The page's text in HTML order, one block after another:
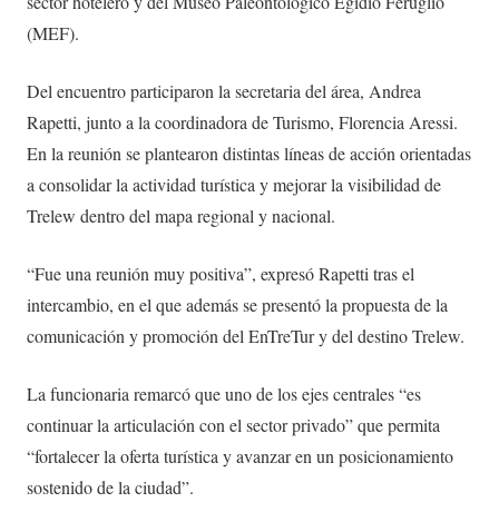
(MEF).
Del encuentro participaron la secretaria del área, Andrea
Rapetti, junto a la coordinadora de Turismo, Florencia Aressi.
En la reunión se plantearon distintas líneas de acción orientadas
a consolidar la actividad turística y mejorar la visibilidad de
Trelew dentro del mapa regional y nacional.
“Fue una reunión muy positiva”, expresó Rapetti tras el
intercambio, en el que además se presentó la propuesta de la
comunicación y promoción del EnTreTur y del destino Trelew.
La funcionaria remarcó que uno de los ejes centrales “es
continuar la articulación con el sector privado” que permita
“fortalecer la oferta turística y avanzar en un posicionamiento
sostenido de la ciudad”.